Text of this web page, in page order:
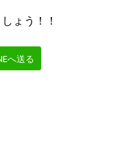
ょう！！
へ送る